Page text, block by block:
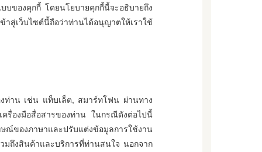
บบของคุกกี้ โดยนโยบายคุกกี้นี้จะอธิบายถึง
าสู่เว็บไซต์นี้ถือว่าท่านได้อนุญาตให้เราใช้
ท่าน เช่น แท็บเล็ต, สมาร์ทโฟน ผ่านทาง
ครื่องมือสื่อสารของท่าน ในกรณีดังต่อไปนี้
ณ์ของภาษาและปรับแต่งข้อมูลการใช้งาน
ถึงสินค้าและบริการที่ท่านสนใจ นอกจาก